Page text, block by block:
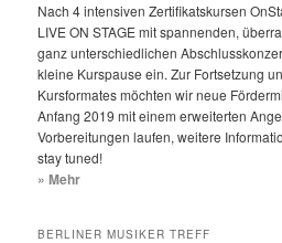
Nach 4 intensiven Zertifikatskursen
LIVE ON STAGE mit spannenden,
ganz unterschiedlichen
kleine Kurspause ein. Zur Fortsetzung
Kursformates möchten wir neue
Anfang 2019 mit einem erweiterten
Vorbereitungen laufen, weitere
stay tuned!
» Mehr
BERLINER MUSIKER TREFF